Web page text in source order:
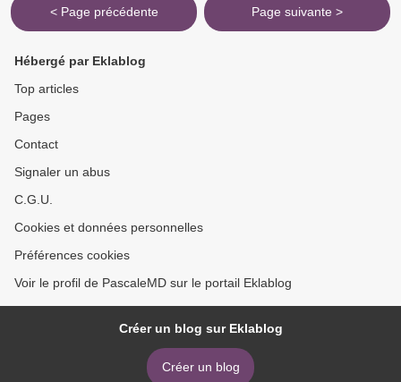
< Page précédente Page suivante >
Hébergé par Eklablog
Top articles
Pages
Contact
Signaler un abus
C.G.U.
Cookies et données personnelles
Préférences cookies
Voir le profil de PascaleMD sur le portail Eklablog
Créer un blog sur Eklablog
Créer un blog